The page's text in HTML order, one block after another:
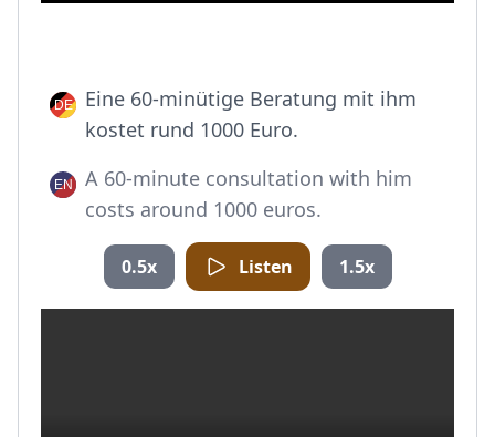
Eine 60-minütige Beratung mit ihm
kostet rund 1000 Euro.
A 60-minute consultation with him
costs around 1000 euros.
0.5x Listen 1.5x